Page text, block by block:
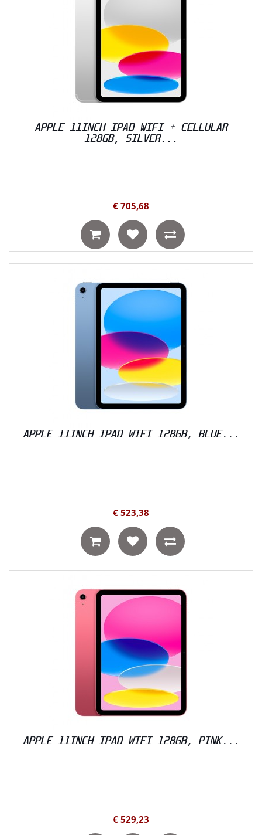
APPLE 11INCH IPAD WIFI + CELLULAR
128GB, SILVER...
€ 705,68
APPLE 11INCH IPAD WIFI 128GB, BLUE...
€ 523,38
APPLE 11INCH IPAD WIFI 128GB, PINK...
€ 529,23